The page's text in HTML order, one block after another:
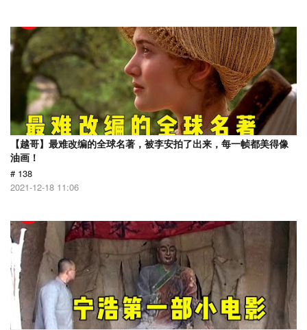
【越哥】最难改编的全球名著，被李安拍了出来，每一帧都美得像
油画！
# 138
2021-12-18 11:06